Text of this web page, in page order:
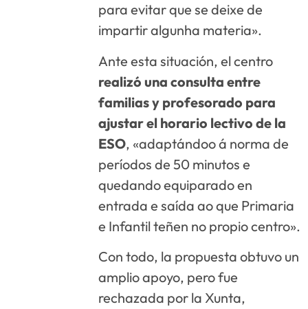
para evitar que se deixe de
impartir algunha materia».
Ante esta situación, el centro
realizó una consulta entre
familias y profesorado para
ajustar el horario lectivo de la
ESO, «adaptándoo á norma de
períodos de 50 minutos e
quedando equiparado en
entrada e saída ao que Primaria
e Infantil teñen no propio centro».
Con todo, la propuesta obtuvo un
amplio apoyo, pero fue
rechazada por la Xunta,